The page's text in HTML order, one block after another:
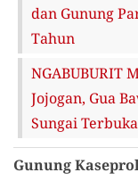
dan Gunung
Tahun
NGABUBURIT
Jojogan, Gua
Sungai Terbuka
Gunung